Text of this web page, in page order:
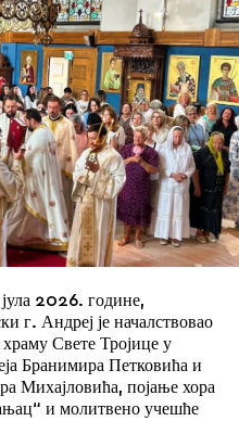
2026. године,
г. Андреј је началствовао
Свете Тројице у
Бранимира Петковића и
Михајловића, појање хора
и молитвено учешће